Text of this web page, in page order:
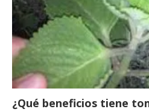
¿Qué beneficios tiene